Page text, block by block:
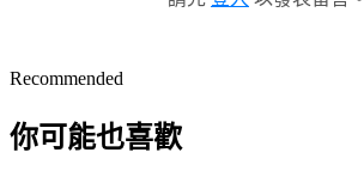
Recommended
你可能也喜歡